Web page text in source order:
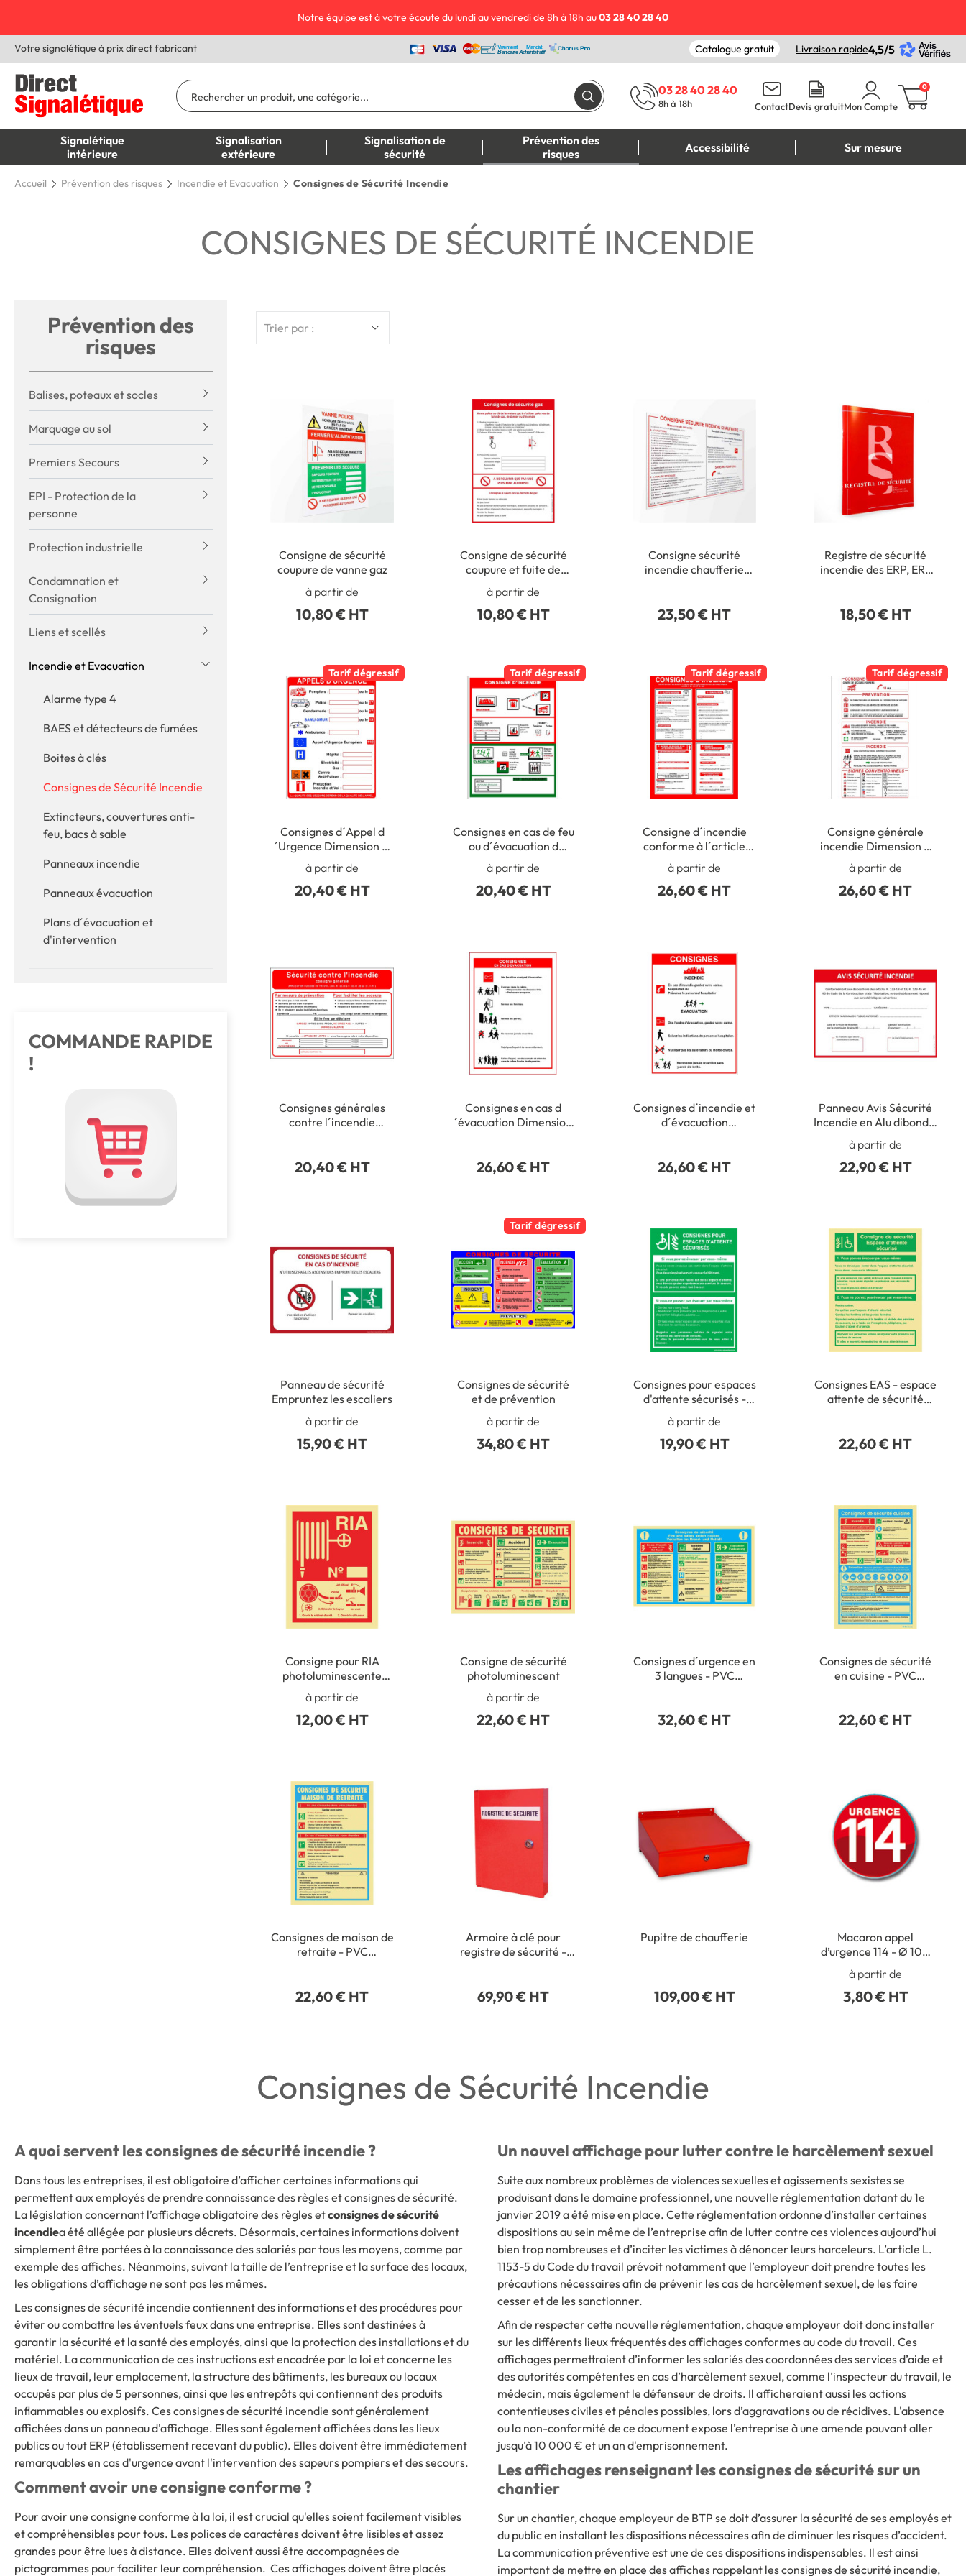
Notre équipe est à votre écoute du lundi au vendredi de 8h à 18h au03 28 40 28 40
Votre signalétique à prix direct fabricant Catalogue gratuit Livraison rapide4,5/5
03 28 40 28 40
8h à 18h ContactDevis gratuitMon Compte
0
Signalétique
intérieure
Signalisation
extérieure
Signalisation de
sécurité
Prévention des
risques
Accessibilité Sur mesure
Accueil Prévention des risques Incendie et Evacuation Consignes de Sécurité Incendie
CONSIGNES DE SÉCURITÉ INCENDIE
Prévention des
risques
Balises, poteaux et socles
Marquage au sol
Premiers Secours
EPI - Protection de la
personne
Protection industrielle
Condamnation et
Consignation
Liens et scellés
Incendie et Evacuation
Alarme type 4
BAES et détecteurs de fumées
Boites à clés
Consignes de Sécurité Incendie
Extincteurs, couvertures anti-
feu, bacs à sable
Panneaux incendie
Panneaux évacuation
Plans d´évacuation et
d'intervention
COMMANDE RAPIDE
!
Trier par :
Consigne de sécurité
coupure de vanne gaz
à partir de
10,80 € HT
Consigne de sécurité
coupure et fuite de
vanne gaz
à partir de
10,80 € HT
Consigne sécurité
incendie chaufferie
mm
23,50 € HT
Registre de sécurité
incendie des ERP, ERT
18,50 € HT
Tarif dégressif
Consignes d´Appel d
´Urgence Dimension H
300 x L 220 mm
Matière PVC 1 mm
à partir de
20,40 € HT
Tarif dégressif
Consignes en cas de feu
ou d´évacuation d
´urgence Dimension H
300 x L 220 mm
Matière PVC 1 mm
à partir de
20,40 € HT
Tarif dégressif
Consigne d´incendie
conforme à l´article
R.4227-37 Dimension H
420 x L 300 mm
Matière PVC 1 mm
à partir de
26,60 € HT
Tarif dégressif
Consigne générale
incendie Dimension H
420 x L 300 mm
Matière PVC 1 mm
à partir de
26,60 € HT
Consignes générales
contre l´incendie
mm
20,40 € HT
Consignes en cas d
´évacuation Dimension
26,60 € HT
Consignes d´incendie et
d´évacuation
mm
26,60 € HT
Panneau Avis Sécurité
Incendie en Alu dibond 3
à partir de
22,90 € HT
Panneau de sécurité
Empruntez les escaliers
à partir de
15,90 € HT
Tarif dégressif
Consignes de sécurité
et de prévention
à partir de
34,80 € HT
Consignes pour espaces
d'attente sécurisés -
à partir de
19,90 € HT
Consignes EAS - espace
attente de sécurité
22,60 € HT
Consigne pour RIA
photoluminescente
norme ISO 6309
à partir de
12,00 € HT
Consigne de sécurité
photoluminescent
à partir de
22,60 € HT
Consignes d´urgence en
3 langues - PVC
32,60 € HT
Consignes de sécurité
en cuisine - PVC
22,60 € HT
Consignes de maison de
retraite - PVC
22,60 € HT
Armoire à clé pour
registre de sécurité -
69,90 € HT
Pupitre de chaufferie
109,00 € HT
Macaron appel
d’urgence 114 - Ø 100
à partir de
3,80 € HT
Consignes de Sécurité Incendie
A quoi servent les consignes de sécurité incendie ?
Dans tous les entreprises, il est obligatoire d’afficher certaines informations qui
permettent aux employés de prendre connaissance des règles et consignes de sécurité.
La législation concernant l’affichage obligatoire des règles etconsignes de sécurité
incendiea été allégée par plusieurs décrets. Désormais, certaines informations doivent
simplement être portées à la connaissance des salariés par tous les moyens, comme par
exemple des affiches. Néanmoins, suivant la taille de l’entreprise et la surface des locaux,
les obligations d’affichage ne sont pas les mêmes.
Les consignes de sécurité incendie contiennent des informations et des procédures pour
éviter ou combattre les éventuels feux dans une entreprise. Elles sont destinées à
garantir la sécurité et la santé des employés, ainsi que la protection des installations et du
matériel. La communication de ces instructions est encadrée par la loi et concerne les
lieux de travail, leur emplacement, la structure des bâtiments, les bureaux ou locaux
occupés par plus de 5 personnes, ainsi que les entrepôts qui contiennent des produits
inflammables ou explosifs. Ces consignes de sécurité incendie sont généralement
affichées dans un panneau d'affichage. Elles sont également affichées dans les lieux
publics ou tout ERP (établissement recevant du public). Elles doivent être immédiatement
remarquables en cas d'urgence avant l'intervention des sapeurs pompiers et des secours.
Comment avoir une consigne conforme ?
Pour avoir une consigne conforme à la loi, il est crucial qu'elles soient facilement visibles
et compréhensibles pour tous. Les polices de caractères doivent être lisibles et assez
grandes pour être lues à distance. Elles doivent aussi être accompagnées de
pictogrammes pour faciliter leur compréhension. Ces affichages doivent être placés
Un nouvel affichage pour lutter contre le harcèlement sexuel
Suite aux nombreux problèmes de violences sexuelles et agissements sexistes se
produisant dans le domaine professionnel, une nouvelle réglementation datant du 1e
janvier 2019 a été mise en place. Cette réglementation ordonne d’installer certaines
dispositions au sein même de l’entreprise afin de lutter contre ces violences aujourd’hui
bien trop nombreuses et d’inciter les victimes à dénoncer leurs harceleurs. L’article L.
1153-5 du Code du travail prévoit notamment que l’employeur doit prendre toutes les
précautions nécessaires afin de prévenir les cas de harcèlement sexuel, de les faire
cesser et de les sanctionner.
Afin de respecter cette nouvelle réglementation, chaque employeur doit donc installer
sur les différents lieux fréquentés des affichages conformes au code du travail. Ces
affichages permettraient d’informer les salariés des coordonnées des services d’aide et
des autorités compétentes en cas d’harcèlement sexuel, comme l’inspecteur du travail, le
médecin, mais également le défenseur de droits. Il afficheraient aussi les actions
contentieuses civiles et pénales possibles, lors d’aggravations ou de récidives. L'absence
ou la non-conformité de ce document expose l’entreprise à une amende pouvant aller
jusqu’à 10 000 € et un an d'emprisonnement.
Les affichages renseignant les consignes de sécurité sur un
chantier
Sur un chantier, chaque employeur de BTP se doit d’assurer la sécurité de ses employés et
du public en installant les dispositions nécessaires afin de diminuer les risques d’accident.
La communication préventive est une de ces dispositions indispensables. Il est ainsi
important de mettre en place des affiches rappelant les consignes de sécurité incendie,